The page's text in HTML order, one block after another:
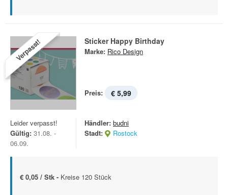
Verpasst! Sticker Happy Birthday
Marke: Rico Design
Preis: € 5,99
Leider verpasst!
Gültig: 31.08. -
06.09.
Händler: budni
Stadt:
Rostock
€ 0,05 / Stk - Kreise 120 Stück